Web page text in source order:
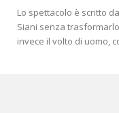
Lo spettacolo è scritto
Siani senza
invece il volto di uomo,